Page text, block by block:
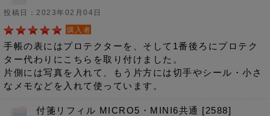
投稿日：2023年02月04日
購入者
手帳の表にはプロテクターを、そして1番後ろにプロテク
ター代わりにこちらを取り付けました。
片側には写真を入れて、もう片方には切手やシール・小さ
なメモなどを入れて使っています。
付箋リフィル MICRO5・MINI6共通 [2588]